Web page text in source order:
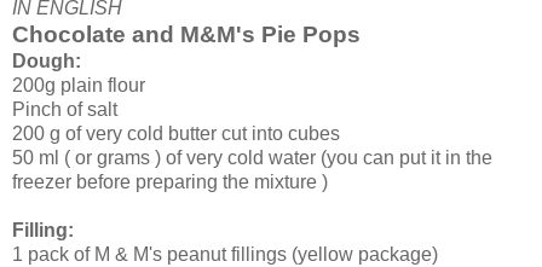
IN ENGLISH
Chocolate and M&M's Pie Pops
Dough:
200g plain flour
Pinch of salt
200 g of very cold butter cut into cubes
50 ml ( or grams ) of very cold water (you can put it in the
freezer before preparing the mixture )
Filling:
1 pack of M & M's peanut fillings (yellow package)